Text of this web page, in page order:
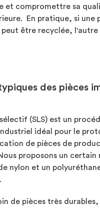
et compromettre sa
En pratique, si une
être recyclée, l'autre
des pièces
(SLS) est un
idéal pour le
de pièces de
proposons un certain
nylon et un
de pièces très